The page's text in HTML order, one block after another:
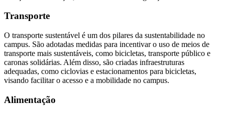
Transporte
O transporte sustentável é um dos pilares da sustentabilidade no
campus. São adotadas medidas para incentivar o uso de meios de
transporte mais sustentáveis, como bicicletas, transporte público e
caronas solidárias. Além disso, são criadas infraestruturas
adequadas, como ciclovias e estacionamentos para bicicletas,
visando facilitar o acesso e a mobilidade no campus.
Alimentação